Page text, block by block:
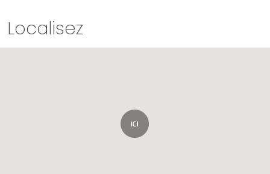
Localisez